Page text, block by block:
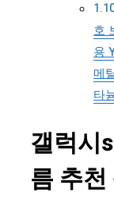
호
용
메
타
갤럭시
름 추